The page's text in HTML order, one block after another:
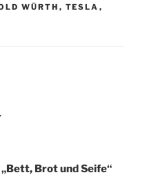
WÜRTH , TESLA ,
Brot und Seife“